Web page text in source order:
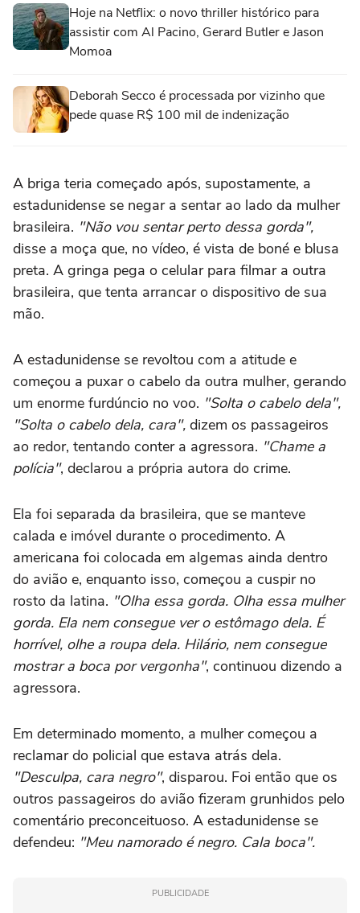
Hoje na Netflix: o novo thriller histórico para
assistir com Al Pacino, Gerard Butler e Jason
Momoa
Deborah Secco é processada por vizinho que
pede quase R$ 100 mil de indenização
A briga teria começado após, supostamente, a
estadunidense se negar a sentar ao lado da mulher
brasileira. "Não vou sentar perto dessa gorda",
disse a moça que, no vídeo, é vista de boné e blusa
preta. A gringa pega o celular para filmar a outra
brasileira, que tenta arrancar o dispositivo de sua
mão.
A estadunidense se revoltou com a atitude e
começou a puxar o cabelo da outra mulher, gerando
um enorme furdúncio no voo. "Solta o cabelo dela",
"Solta o cabelo dela, cara", dizem os passageiros
ao redor, tentando conter a agressora. "Chame a
polícia", declarou a própria autora do crime.
Ela foi separada da brasileira, que se manteve
calada e imóvel durante o procedimento. A
americana foi colocada em algemas ainda dentro
do avião e, enquanto isso, começou a cuspir no
rosto da latina. "Olha essa gorda. Olha essa mulher
gorda. Ela nem consegue ver o estômago dela. É
horrível, olhe a roupa dela. Hilário, nem consegue
mostrar a boca por vergonha", continuou dizendo a
agressora.
Em determinado momento, a mulher começou a
reclamar do policial que estava atrás dela.
"Desculpa, cara negro", disparou. Foi então que os
outros passageiros do avião fizeram grunhidos pelo
comentário preconceituoso. A estadunidense se
defendeu: "Meu namorado é negro. Cala boca".
PUBLICIDADE